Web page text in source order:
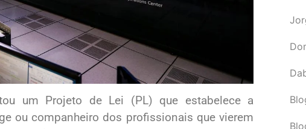
um Projeto de Lei (PL) que estabelece a
ou companheiro dos profissionais que vierem